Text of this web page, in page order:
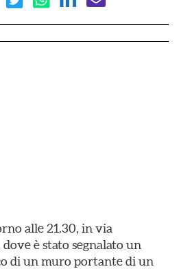
alle 21.30, in via
è stato segnalato un
di un muro portante di un